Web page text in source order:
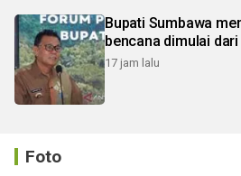
Bupati Sumbawa
bencana dimulai
17 jam lalu
Foto